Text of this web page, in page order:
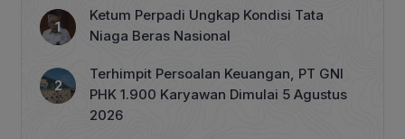
Ketum Perpadi Ungkap Kondisi Tata
Niaga Beras Nasional
Terhimpit Persoalan Keuangan, PT GNI
PHK 1.900 Karyawan Dimulai 5 Agustus
2026